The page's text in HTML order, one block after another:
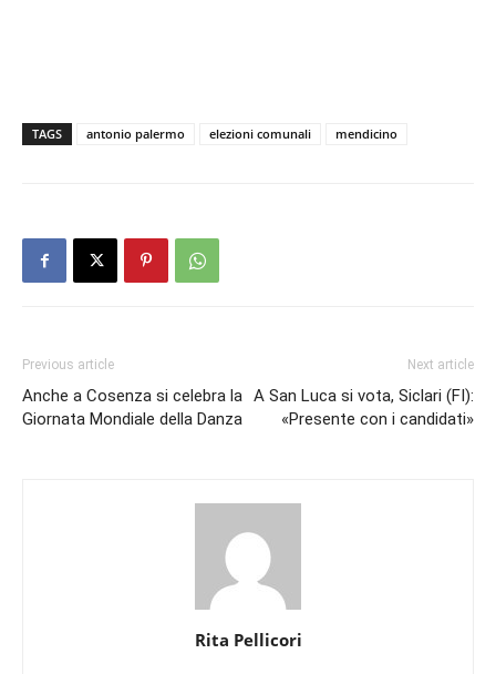
TAGS antonio palermo elezioni comunali mendicino
Previous article
Anche a Cosenza si celebra la
Giornata Mondiale della Danza
Next article
A San Luca si vota, Siclari (FI):
«Presente con i candidati»
Rita Pellicori